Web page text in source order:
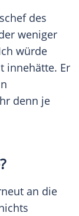
des
weniger
würde
innehätte. Er
denn je
an die